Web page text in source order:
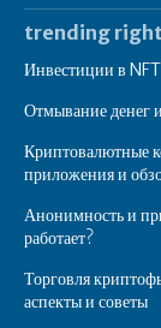
trending
Инвестиции в
Отмывание денег
Криптовалютные
приложения и
Анонимность и
работает?
Торговля
аспекты и советы